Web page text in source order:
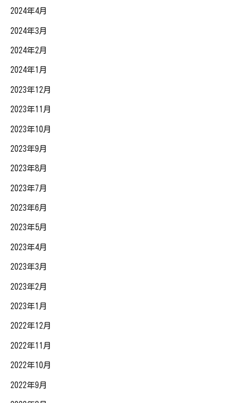
2024年4月
2024年3月
2024年2月
2024年1月
2023年12月
2023年11月
2023年10月
2023年9月
2023年8月
2023年7月
2023年6月
2023年5月
2023年4月
2023年3月
2023年2月
2023年1月
2022年12月
2022年11月
2022年10月
2022年9月